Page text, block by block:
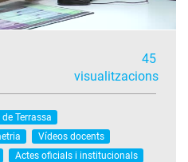
45
visualitzacions
Terrassa
Vídeos docents
Actes oficials i institucionals